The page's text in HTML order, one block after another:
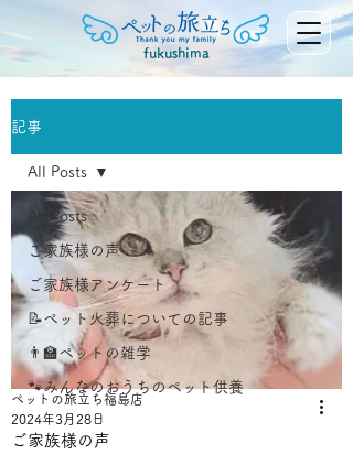
fukushima
記事
All Posts
ご家族様の声
ご家族様アンケート
📝ペット火葬についての記事
👨‍🏫ペットの雑学
🐾みんなのおうちのペット供養
All Posts
ご家族様の声
ペットの旅立ち福島店
2024年3月28日